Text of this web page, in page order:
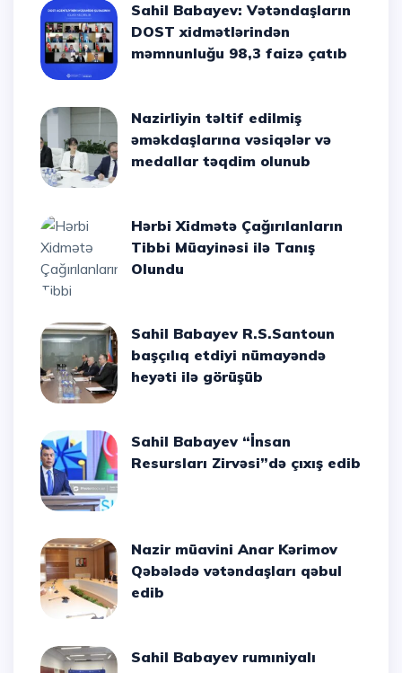
Sahil Babayev: Vətəndaşların
DOST xidmətlərindən
məmnunluğu 98,3 faizə çatıb
Nazirliyin təltif edilmiş
əməkdaşlarına vəsiqələr və
medallar təqdim olunub
Hərbi Xidmətə Çağırılanların
Tibbi Müayinəsi ilə Tanış
Olundu
Sahil Babayev R.S.Santoun
başçılıq etdiyi nümayəndə
heyəti ilə görüşüb
Sahil Babayev “İnsan
Resursları Zirvəsi”də çıxış edib
Nazir müavini Anar Kərimov
Qəbələdə vətəndaşları qəbul
edib
Sahil Babayev rumıniyalı